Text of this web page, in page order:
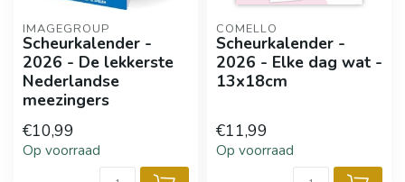
IMAGEGROUP
Scheurkalender -
2026 - De lekkerste
Nederlandse
meezingers
€10,99
Op voorraad
COMELLO
Scheurkalender -
2026 - Elke dag wat -
13x18cm
€11,99
Op voorraad